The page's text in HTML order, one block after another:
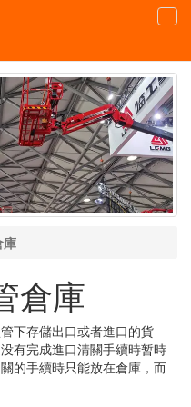
庫
倉庫
下存儲出口或者進口的貨
有完成進口清關手續時暂時
的手續時只能放在倉庫，而